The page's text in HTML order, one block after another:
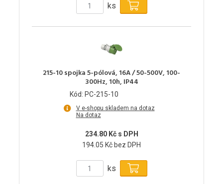
ks
215-10 spojka 5-pólová, 16A / 50-500V, 100-
300Hz, 10h, IP44
Kód: PC-215-10
V e-shopu skladem na dotaz
Na dotaz
234.80 Kč s DPH
194.05 Kč bez DPH
ks